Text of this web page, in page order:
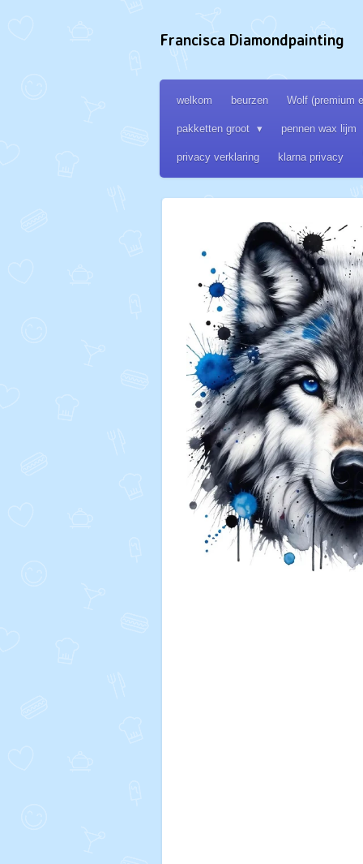
Francisca Diamondpainting
welkom beurzen Wolf (premium
pakketten groot pennen wax lijm
privacy verklaring klarna privacy